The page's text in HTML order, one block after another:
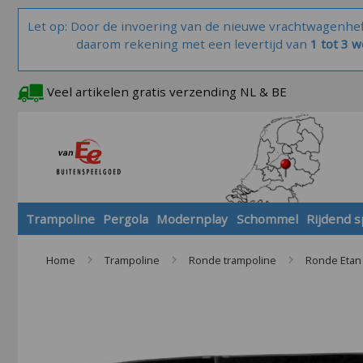
Let op: Door de invoering van de nieuwe
daarom rekening met een levertijd van 1 tot 3
Veel artikelen gratis verzending NL & BE
Trampoline Pergola Modernplay Schommel Rijdend
Home Trampoline Ronde trampoline Ronde